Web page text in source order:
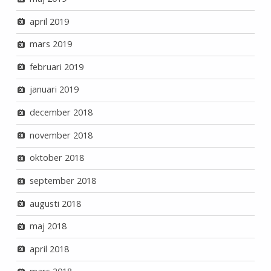
april 2019
mars 2019
februari 2019
januari 2019
december 2018
november 2018
oktober 2018
september 2018
augusti 2018
maj 2018
april 2018